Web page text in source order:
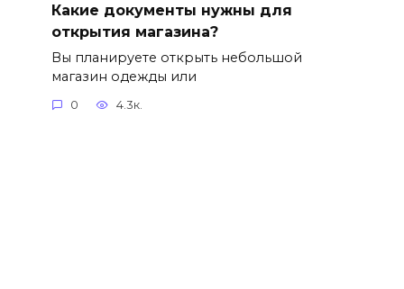
Какие документы нужны для
открытия магазина?
Вы планируете открыть небольшой
магазин одежды или
0 4.3к.